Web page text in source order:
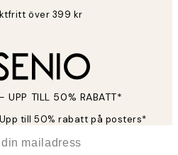
över 399 kr
UPP TILL 50% RABATT*
till 50% rabatt på posters*